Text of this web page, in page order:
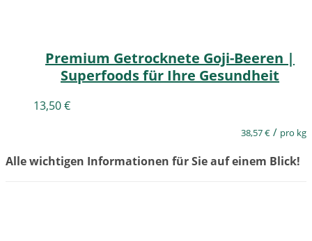
Premium Getrocknete Goji-Beeren |
Superfoods für Ihre Gesundheit
13,50€
38,57€ / pro kg
Alle wichtigen Informationen für Sie auf einem Blick!